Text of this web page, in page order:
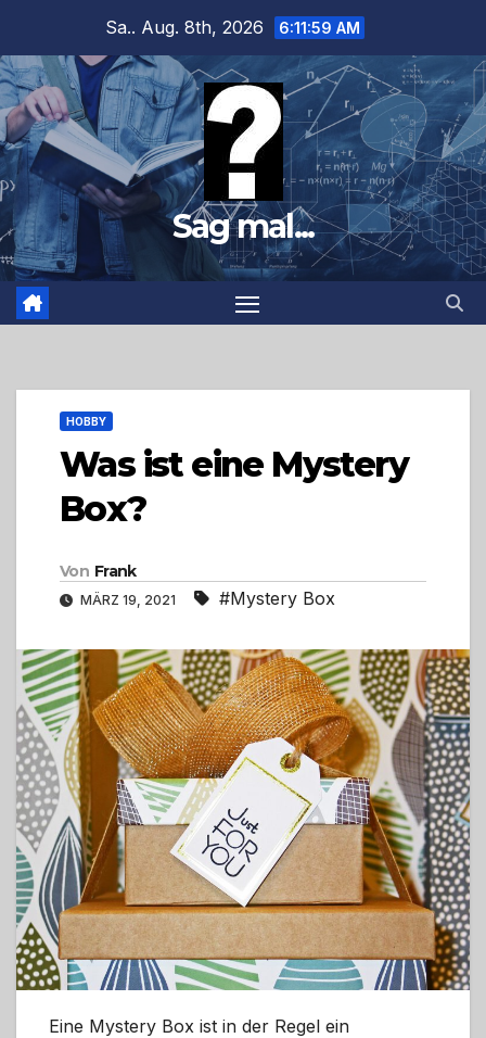
springen
Sa.. Aug. 8th, 2026 6:12:01 AM
Sag mal...
HOBBY
Was ist eine Mystery
Box?
Von Frank
MÄRZ 19, 2021 #Mystery Box
Eine Mystery Box ist in der Regel ein